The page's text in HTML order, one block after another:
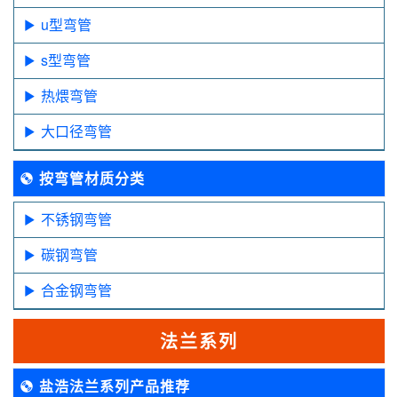
u型弯管
s型弯管
热煨弯管
大口径弯管
按弯管材质分类
不锈钢弯管
碳钢弯管
合金钢弯管
法兰系列
盐浩法兰系列产品推荐